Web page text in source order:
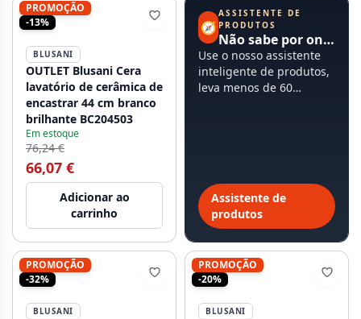
PROMOÇÃO
-13%
BLUSANI
OUTLET Blusani Cera
lavatório de cerâmica de
encastrar 44 cm branco
brilhante BC204503
Em estoque
76,24 €
66,07 €
Adicionar ao
carrinho
🧭
ASSISTENTE DE
PRODUTOS
Não sabe por onde começar?
Use o nosso assistente
inteligente de produtos,
leva menos de 60
Assistente de
produtos
PROMOÇÃO
-32%
BLUSANI
PROMOÇÃO
-20%
BLUSANI